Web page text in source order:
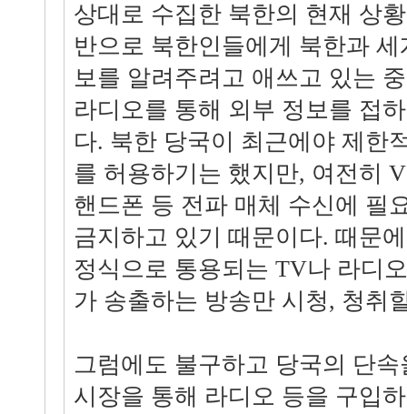
상대로 수집한 북한의 현재 상
반으로 북한인들에게 북한과
보를 알려주려고 애쓰고 있는
라디오를 통해 외부 정보를 접
다. 북한 당국이 최근에야 제한
를 허용하기는 했지만, 여전히
핸드폰 등 전파 매체 수신에 필
금지하고 있기 때문이다. 때문
정식으로 통용되는 TV나 라디
가 송출하는 방송만 시청, 청취
그럼에도 불구하고 당국의 단
시장을 통해 라디오 등을 구입